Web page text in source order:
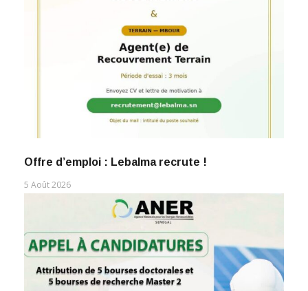
Offre d’emploi : Lebalma recrute !
5 Août 2026